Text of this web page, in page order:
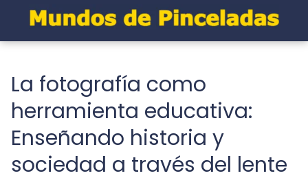
La fotografía como
herramienta educativa:
Enseñando historia y
sociedad a través del lente